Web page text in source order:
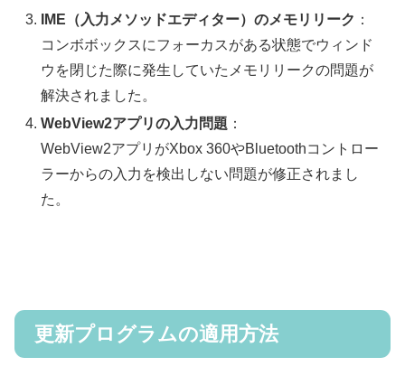
IME（入力メソッドエディター）のメモリリーク ：
コンボボックスにフォーカスがある状態でウィンド
ウを閉じた際に発生していたメモリリークの問題が
解決されました。
WebView2アプリの入力問題 ：
WebView2アプリがXbox 360やBluetoothコントロー
ラーからの入力を検出しない問題が修正されまし
た。
更新プログラムの適用方法